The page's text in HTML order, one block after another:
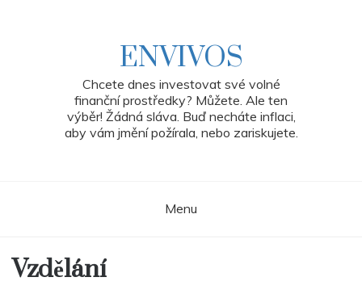
ENVIVOS
Chcete dnes investovat své volné
finanční prostředky? Můžete. Ale ten
výběr! Žádná sláva. Buď necháte inflaci,
aby vám jmění požírala, nebo zariskujete.
Menu
Vzdělání